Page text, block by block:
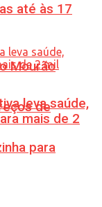
Mourão
de
para
até às 17
leva saúde,
mais de 2